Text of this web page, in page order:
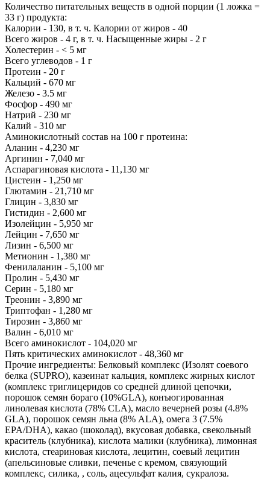
Количество питательных веществ в одной порции (1 ложка =
33 г) продукта:
Калории - 130, в т. ч. Калории от жиров - 40
Всего жиров - 4 г, в т. ч. Насыщенные жиры - 2 г
Холестерин - < 5 мг
Всего углеводов - 1 г
Протеин - 20 г
Кальций - 670 мг
Железо - 3.5 мг
Фосфор - 490 мг
Натрий - 230 мг
Калий - 310 мг
Аминокислотный состав на 100 г протеина:
Аланин - 4,230 мг
Аргинин - 7,040 мг
Аспарагиновая кислота - 11,130 мг
Цистеин - 1,250 мг
Глютамин - 21,710 мг
Глицин - 3,830 мг
Гистидин - 2,600 мг
Изолейцин - 5,950 мг
Лейцин - 7,650 мг
Лизин - 6,500 мг
Метионин - 1,380 мг
Фенилаланин - 5,100 мг
Пролин - 5,430 мг
Серин - 5,180 мг
Треонин - 3,890 мг
Триптофан - 1,280 мг
Тирозин - 3,860 мг
Валин - 6,010 мг
Всего аминокислот - 104,020 мг
Пять критических аминокислот - 48,360 мг
Прочие ингредиенты: Белковый комплекс (Изолят соевого
белка (SUPRO), казеинат кальция, комплекс жирных кислот
(комплекс триглицеридов со средней длиной цепочки,
порошок семян бораго (10%GLA), конъюгированная
линолевая кислота (78% CLA), масло вечерней розы (4.8%
GLA), порошок семян льна (8% ALA), омега 3 (7.5%
EPA/DHA), какао (шоколад), вкусовая добавка, свекольный
краситель (клубника), кислота малики (клубника), лимонная
кислота, стеариновая кислота, лецитин, соевый лецитин
(апельсиновые сливки, печенье с кремом, связующий
комплекс, силика, , соль, ацесульфат калия, сукралоза.